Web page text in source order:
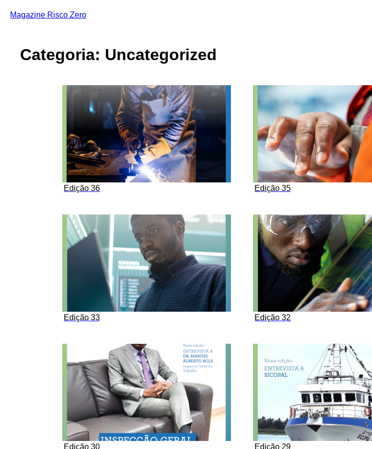
content
Magazine Risco Zero
Categoria: Uncategorized
Edição 36 Edição 35
Edição 33 Edição 32
Edição 30 Edição 29